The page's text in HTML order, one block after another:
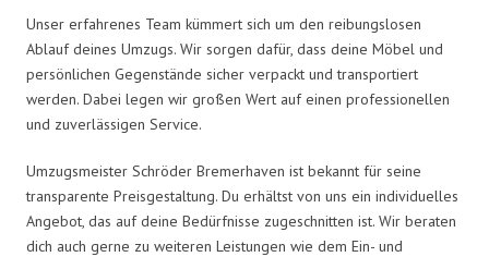
Unser erfahrenes Team kümmert sich um den reibungslosen
Ablauf deines Umzugs. Wir sorgen dafür, dass deine Möbel und
persönlichen Gegenstände sicher verpackt und transportiert
werden. Dabei legen wir großen Wert auf einen professionellen
und zuverlässigen Service.
Umzugsmeister Schröder Bremerhaven ist bekannt für seine
transparente Preisgestaltung. Du erhältst von uns ein individuelles
Angebot, das auf deine Bedürfnisse zugeschnitten ist. Wir beraten
dich auch gerne zu weiteren Leistungen wie dem Ein- und